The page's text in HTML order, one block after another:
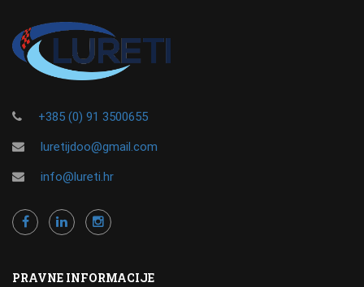
+385 (0) 91 3500655
luretijdoo@gmail.com
info@lureti.hr
PRAVNE INFORMACIJE